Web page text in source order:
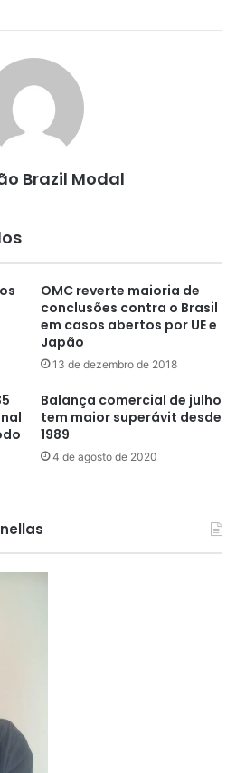
Brazil Modal
OMC reverte maioria de
conclusões contra o Brasil
em casos abertos por UE e
Japão
13 de dezembro de 2018
Balança comercial de julho
tem maior superávit desde
1989
4 de agosto de 2020